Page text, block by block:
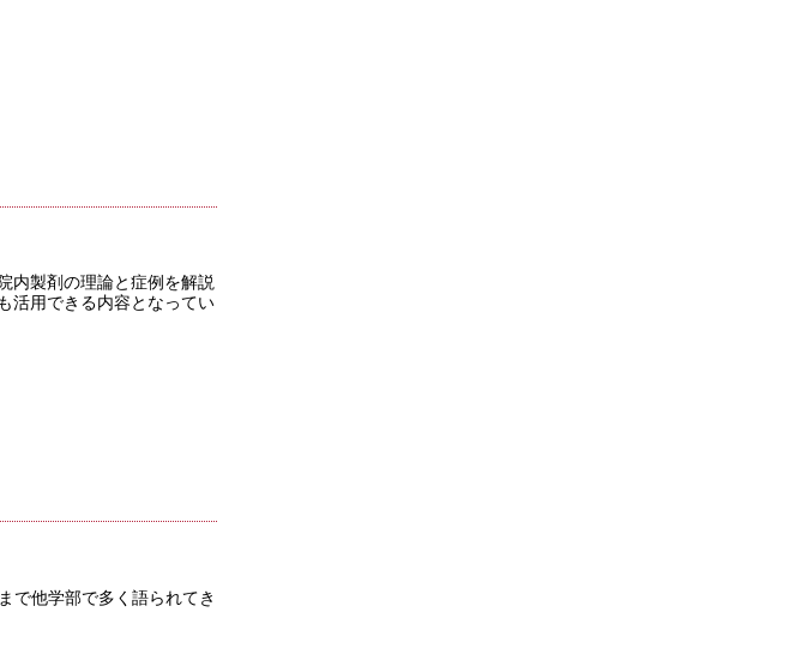
内製剤の理論と症例を解説
活用できる内容となってい
で他学部で多く語られてき